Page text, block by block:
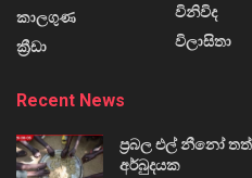
කාලගුණ
ක්‍රීඩා
විනිවිද
විලාසිතා
Recent News
ප්‍රබල එල් නීනෝ
අර්බුදයක